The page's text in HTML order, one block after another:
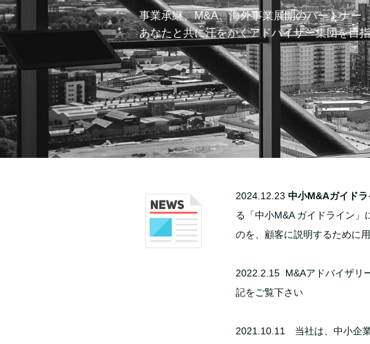
事業承継、M&A、海外事業展開のパートナー
あなたと共に汗をかくアドバイザー集団を目
2024.12.23 中小M&Aガイド
る「中小M&A ガイドライン」
のを、顧客に説明するために
2022.2.15 M&Aアドバイザリ
記をご覧下さい
2021.10.11 当社は、中小企